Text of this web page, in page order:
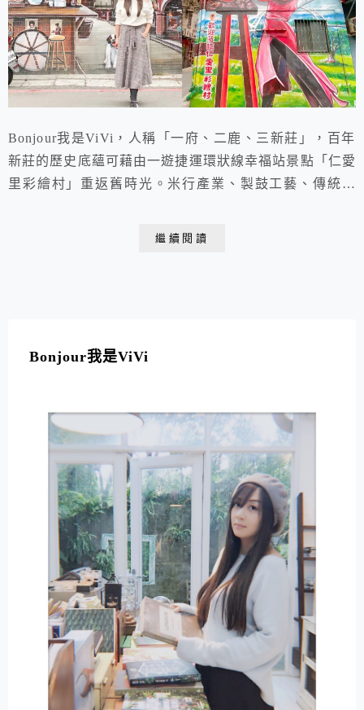
Bonjour我是ViVi，人稱「一府、二鹿、三新莊」，百年
新莊的歷史底蘊可藉由一遊捷運環狀線幸福站景點「仁愛
里彩繪村」重返舊時光。米行產業、製鼓工藝、傳統市
里彩繪村正一幕幕地上映著老新莊的傳奇故事。不僅女孩
繼續閱讀
Bonjour我是ViVi